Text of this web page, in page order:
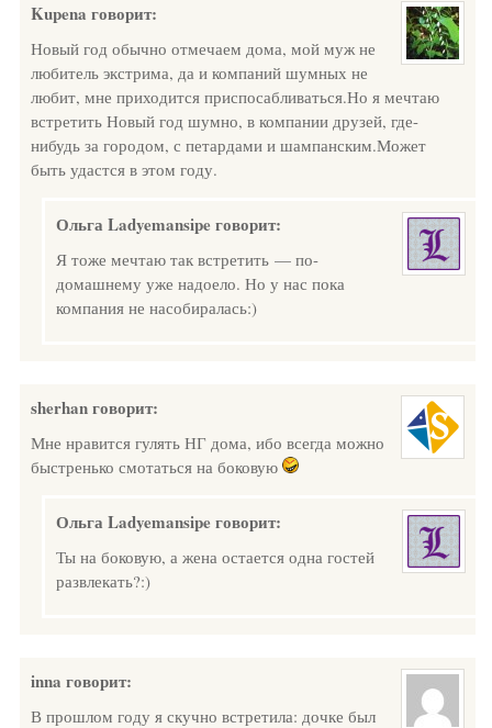
Kupena говорит:
Новый год обычно отмечаем дома, мой муж не
любитель экстрима, да и компаний шумных не
любит, мне приходится приспосабливаться.Но я мечтаю
встретить Новый год шумно, в компании друзей, где-
нибудь за городом, с петардами и шампанским.Может
быть удастся в этом году.
Ольга Ladyemansipe говорит:
Я тоже мечтаю так встретить — по-
домашнему уже надоело. Но у нас пока
компания не насобиралась:)
sherhanговорит:
Мне нравится гулять НГ дома, ибо всегда можно
быстренько смотаться на боковую
Ольга Ladyemansipe говорит:
Ты на боковую, а жена остается одна гостей
развлекать?:)
inna говорит:
В прошлом году я скучно встретила: дочке был